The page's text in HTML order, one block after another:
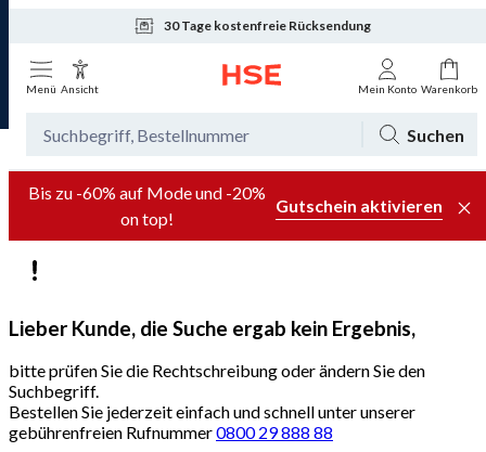
30 Tage kostenfreie Rücksendung
Menü Ansicht Mein Konto Warenkorb
Suchen
Bis zu -60% auf Mode und -20%
on top!
Gutschein aktivieren
Lieber Kunde, die Suche ergab kein Ergebnis,
bitte prüfen Sie die Rechtschreibung oder ändern Sie den
Suchbegriff.
Bestellen Sie jederzeit einfach und schnell unter unserer
gebührenfreien Rufnummer0800 29 888 88